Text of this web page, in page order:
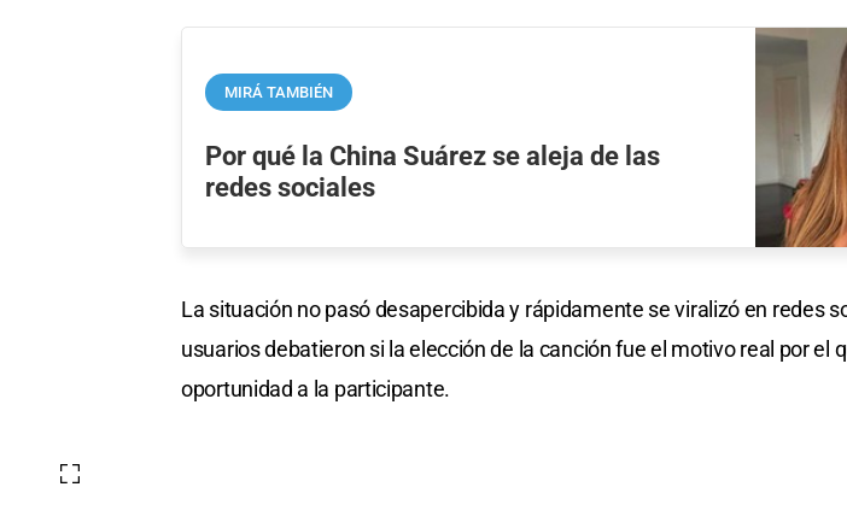
MIRÁ TAMBIÉN
Por qué la China Suárez se aleja de las
redes sociales
La situación no pasó desapercibida y rápidamente se viralizó en redes
usuarios debatieron si la elección de la canción fue el motivo real por el
oportunidad a la participante.